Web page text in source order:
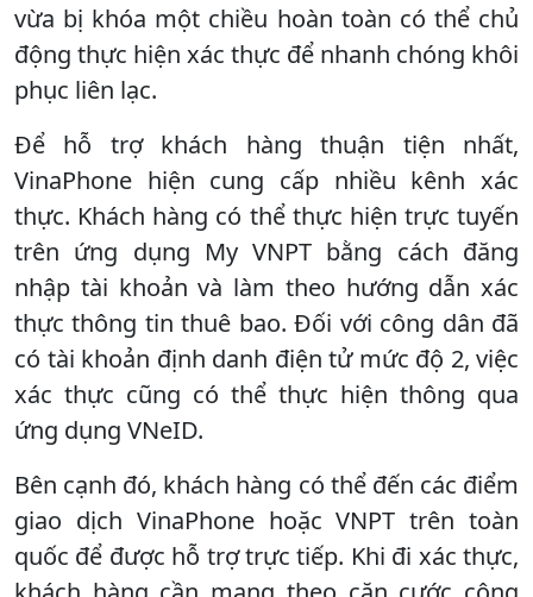
vừa bị khóa một chiều hoàn toàn có thể chủ
động thực hiện xác thực để nhanh chóng khôi
phục liên lạc.
Để hỗ trợ khách hàng thuận tiện nhất,
VinaPhone hiện cung cấp nhiều kênh xác
thực. Khách hàng có thể thực hiện trực tuyến
trên ứng dụng My VNPT bằng cách đăng
nhập tài khoản và làm theo hướng dẫn xác
thực thông tin thuê bao. Đối với công dân đã
có tài khoản định danh điện tử mức độ 2, việc
xác thực cũng có thể thực hiện thông qua
ứng dụng VNeID.
Bên cạnh đó, khách hàng có thể đến các điểm
giao dịch VinaPhone hoặc VNPT trên toàn
quốc để được hỗ trợ trực tiếp. Khi đi xác thực,